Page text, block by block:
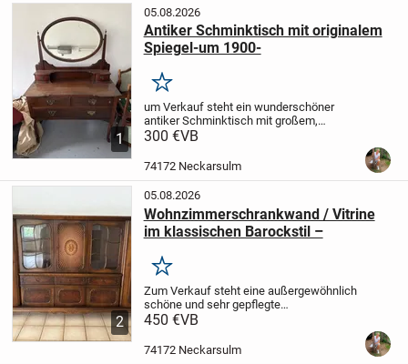
1
05.08.2026
Antiker Schminktisch mit originalem
Spiegel-um 1900-
Merken
um Verkauf steht ein wunderschöner
antiker Schminktisch mit großem,
schwenkbaren Originalspiegel. Das
elegante Form, gedrechselte Beine und
300 €VB
74172 Neckarsulm
2
05.08.2026
Wohnzimmerschrankwand / Vitrine
im klassischen Barockstil –
Merken
Zum Verkauf steht eine außergewöhnlich
schöne und sehr gepflegte
Wohnzimmerschrankwand im
die elegante Nussbaum-Optik, die
geschwungenen Glastüren, das...
450 €VB
74172 Neckarsulm